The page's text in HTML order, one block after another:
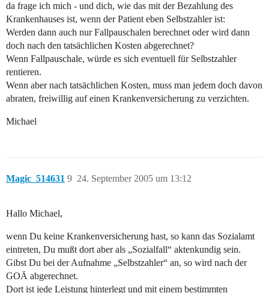
da frage ich mich - und dich, wie das mit der Bezahlung des
Krankenhauses ist, wenn der Patient eben Selbstzahler ist:
Werden dann auch nur Fallpauschalen berechnet oder wird dann
doch nach den tatsächlichen Kosten abgerechnet?
Wenn Fallpauschale, würde es sich eventuell für Selbstzahler
rentieren.
Wenn aber nach tatsächlichen Kosten, muss man jedem doch davon
abraten, freiwillig auf einen Krankenversicherung zu verzichten.
Michael
Magic_514631 24. September 2005 um 13:12
9
Hallo Michael,
wenn Du keine Krankenversicherung hast, so kann das Sozialamt
eintreten, Du mußt dort aber als „Sozialfall“ aktenkundig sein.
Gibst Du bei der Aufnahme „Selbstzahler“ an, so wird nach der
GOÄ abgerechnet.
Dort ist jede Leistung hinterlegt und mit einem bestimmten